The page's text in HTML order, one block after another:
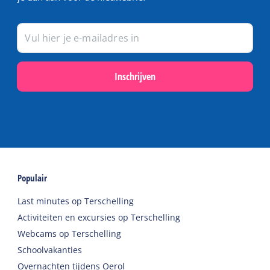
Inschrijven
Populair
Last minutes op Terschelling
Activiteiten en excursies op Terschelling
Webcams op Terschelling
Schoolvakanties
Overnachten tijdens Oerol